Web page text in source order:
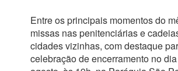
Entre os principais momentos do
missas nas penitenciárias e
cidades vizinhas, com destaque
celebração de encerramento no